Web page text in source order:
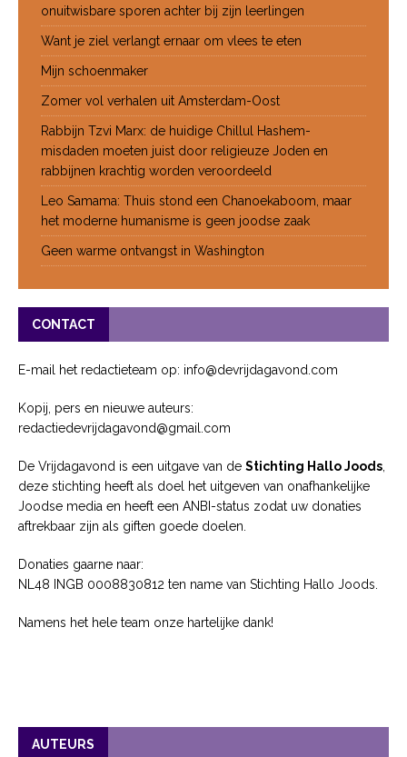
onuitwisbare sporen achter bij zijn leerlingen
Want je ziel verlangt ernaar om vlees te eten
Mijn schoenmaker
Zomer vol verhalen uit Amsterdam-Oost
Rabbijn Tzvi Marx: de huidige Chillul Hashem-
misdaden moeten juist door religieuze Joden en
rabbijnen krachtig worden veroordeeld
Leo Samama: Thuis stond een Chanoekaboom, maar
het moderne humanisme is geen joodse zaak
Geen warme ontvangst in Washington
CONTACT
E-mail het redactieteam op: info@devrijdagavond.com
Kopij, pers en nieuwe auteurs:
redactiedevrijdagavond@gmail.com
De Vrijdagavond is een uitgave van de Stichting Hallo Joods
deze stichting heeft als doel het uitgeven van onafhankelijke
Joodse media en heeft een ANBI-status zodat uw donaties
aftrekbaar zijn als giften goede doelen.
Donaties gaarne naar:
NL48 INGB 0008830812 ten name van Stichting Hallo Joods.
Namens het hele team onze hartelijke dank!
AUTEURS